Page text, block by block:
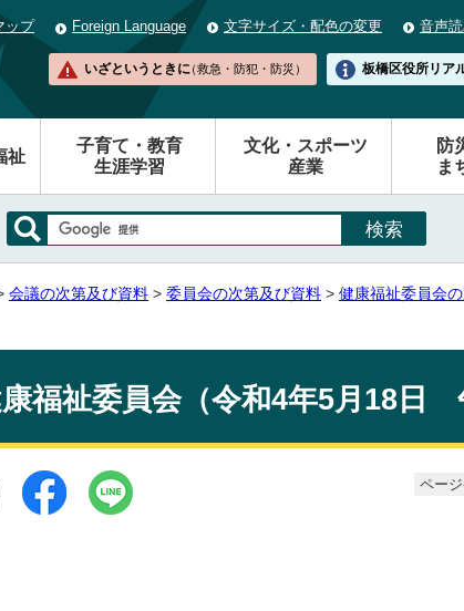
ップ Foreign Language 文字サイズ・配色の変更 音声
いざというときに（救急・防犯・防災） 板橋区役所リア
祉
子育て・教育
生涯学習
文化・スポーツ
産業
防
ま
会議の次第及び資料 > 委員会の次第及び資料 > 健康福祉委員会
福祉委員会（令和4年5月18日
ペー